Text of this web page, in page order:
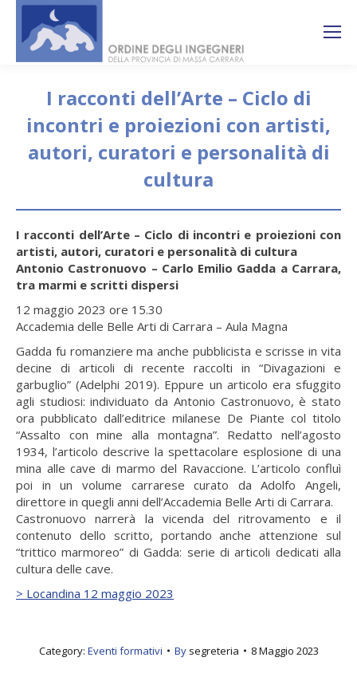
I racconti dell’Arte – Ciclo di
incontri e proiezioni con artisti,
autori, curatori e personalità di
cultura
I racconti dell’Arte – Ciclo di incontri e proiezioni con
artisti, autori, curatori e personalità di cultura
Antonio Castronuovo – Carlo Emilio Gadda a Carrara,
tra marmi e scritti dispersi
12 maggio 2023 ore 15.30
Accademia delle Belle Arti di Carrara – Aula Magna
Gadda fu romanziere ma anche pubblicista e scrisse in vita
decine di articoli di recente raccolti in “Divagazioni e
garbuglio” (Adelphi 2019). Eppure un articolo era sfuggito
agli studiosi: individuato da Antonio Castronuovo, è stato
ora pubblicato dall’editrice milanese De Piante col titolo
“Assalto con mine alla montagna”. Redatto nell’agosto
1934, l’articolo descrive la spettacolare esplosione di una
mina alle cave di marmo del Ravaccione. L’articolo confluì
poi in un volume carrarese curato da Adolfo Angeli,
direttore in quegli anni dell’Accademia Belle Arti di Carrara.
Castronuovo narrerà la vicenda del ritrovamento e il
contenuto dello scritto, portando anche attenzione sul
“trittico marmoreo” di Gadda: serie di articoli dedicati alla
cultura delle cave.
> Locandina 12 maggio 2023
Category: Eventi formativi By segreteria 8 Maggio 2023